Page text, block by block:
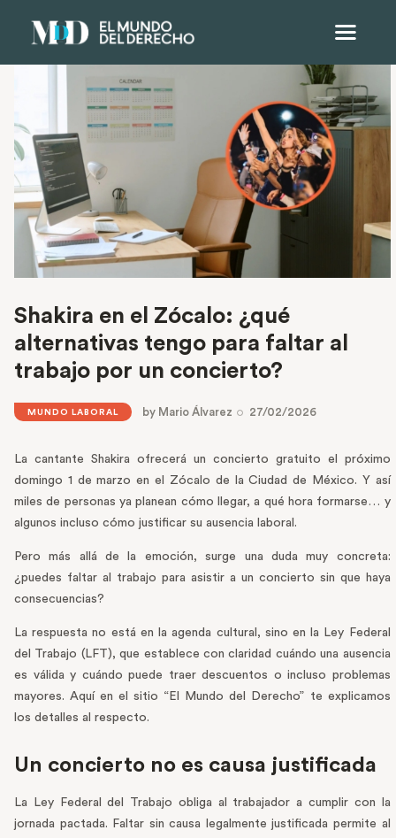
Shakira en el Zócalo: ¿qué
alternativas tengo para faltar al
trabajo por un concierto?
MUNDO LABORAL by Mario Álvarez 27/02/2026
La cantante Shakira ofrecerá un concierto gratuito el próximo
domingo 1 de marzo en el Zócalo de la Ciudad de México. Y así
miles de personas ya planean cómo llegar, a qué hora formarse… y
algunos incluso cómo justificar su ausencia laboral.
Pero más allá de la emoción, surge una duda muy concreta:
¿puedes faltar al trabajo para asistir a un concierto sin que haya
consecuencias?
La respuesta no está en la agenda cultural, sino en la Ley Federal
del Trabajo (LFT), que establece con claridad cuándo una ausencia
es válida y cuándo puede traer descuentos o incluso problemas
mayores. Aquí en el sitio “El Mundo del Derecho” te explicamos
los detalles al respecto.
Un concierto no es causa justificada
La Ley Federal del Trabajo obliga al trabajador a cumplir con la
jornada pactada. Faltar sin causa legalmente justificada permite al